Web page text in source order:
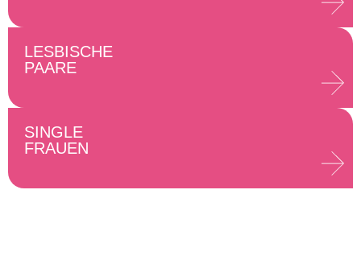
LESBISCHE
PAARE
SINGLE
FRAUEN